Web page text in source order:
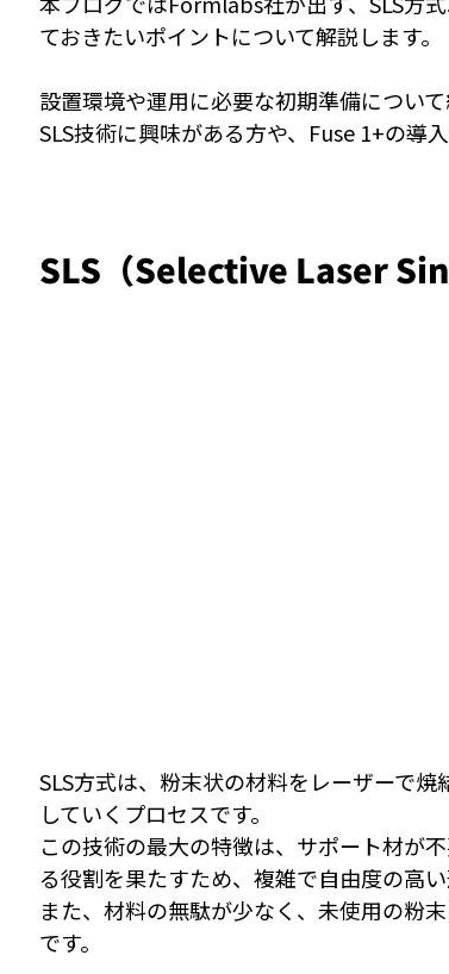
ておきたいポイントについて解説します。
設置環境や運用に必要な初期準備について
SLS技術に興味がある方や、Fuse 1+の導
SLS（Selective Laser
SLS方式は、粉末状の材料をレーザーで
していくプロセスです。
この技術の最大の特徴は、サポート材が
る役割を果たすため、複雑で自由度の高
また、材料の無駄が少なく、未使用の粉
です。